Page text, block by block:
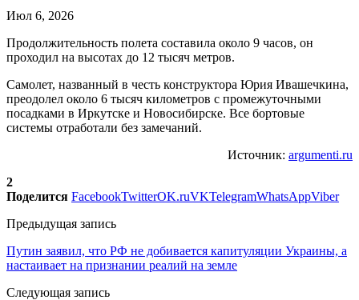
Июл 6, 2026
Продолжительность полета составила около 9 часов, он
проходил на высотах до 12 тысяч метров.
Самолет, названный в честь конструктора Юрия Ивашечкина,
преодолел около 6 тысяч километров с промежуточными
посадками в Иркутске и Новосибирске. Все бортовые
системы отработали без замечаний.
Источник: argumenti.ru
2
Поделится FacebookTwitterOK.ruVKTelegramWhatsAppViber
Предыдущая запись
Путин заявил, что РФ не добивается капитуляции Украины, а
настаивает на признании реалий на земле
Следующая запись